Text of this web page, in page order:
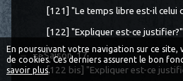
En poursuivant votre navigation sur ce site,
de cookies. Ces derniers assurent le bon
savoir plus.
[121] "Le temps libre est-il celui
[122] "Expliquer est-ce justifier?"
=>Saison. 17
[122 bis] "Expliquer est-ce